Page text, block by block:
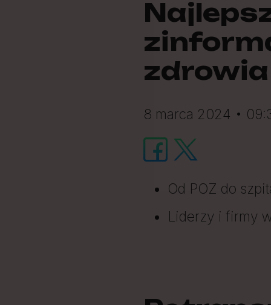
zdrowia
8 marca 2024 •
Od POZ do
Liderzy i firmy